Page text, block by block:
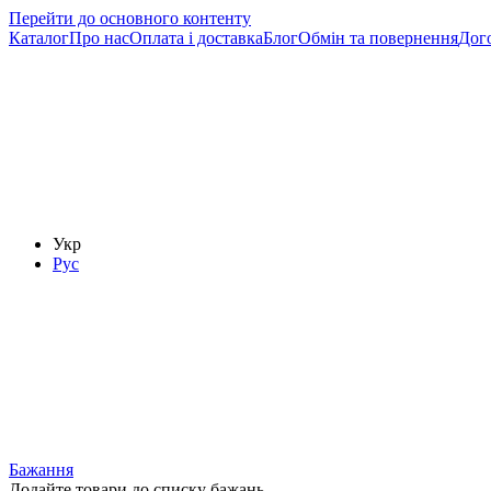
Перейти до основного контенту
КаталогПро насОплата і доставкаБлогОбмін та повернення
Укр
Рус
Бажання